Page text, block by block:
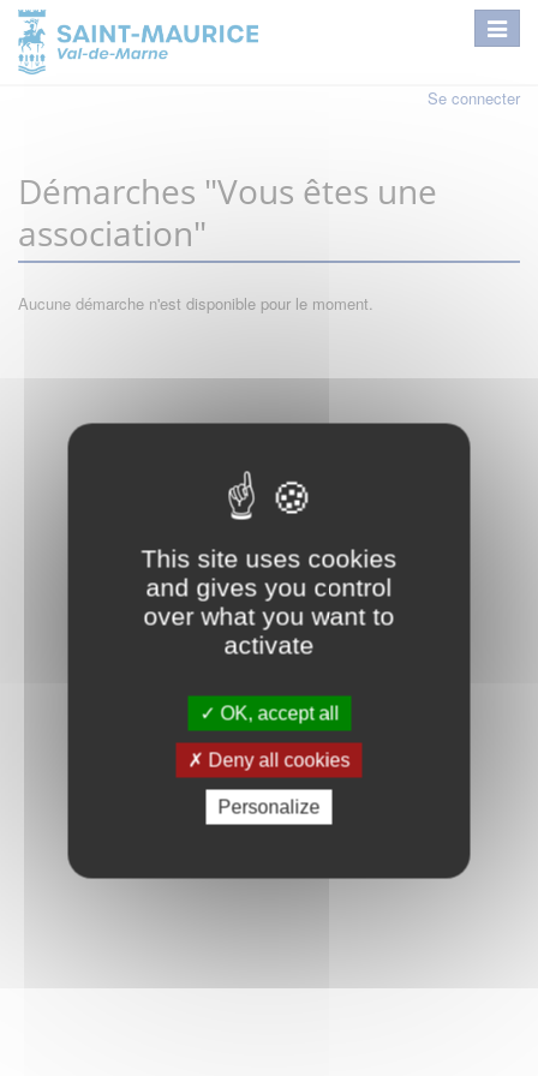
This site uses cookies
and gives you control
over what you want to
activate
OK, accept all
Deny all cookies
Personalize
Se connecter
Démarches "Vous êtes une
association"
Aucune démarche n'est disponible pour le moment.